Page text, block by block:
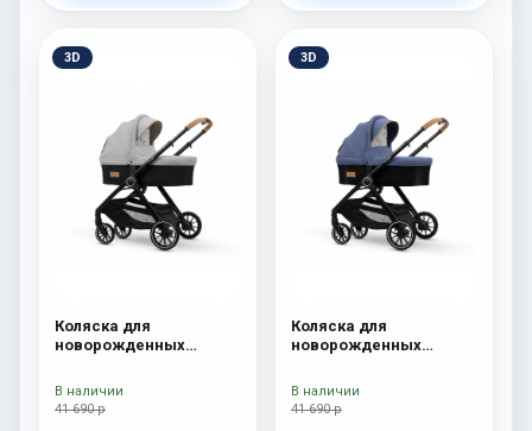
3D
Коляска для
новорожденных
41 690 р
В наличии
3D
Коляска для
новорожденных
41 690 р
В наличии